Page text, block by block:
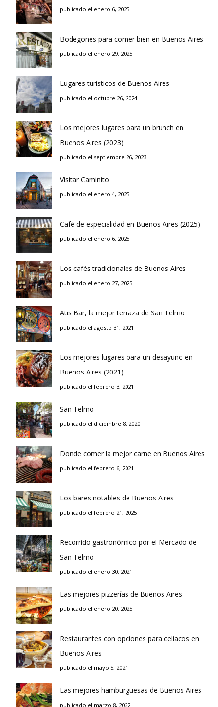
publicado el enero 6, 2025
Bodegones para comer bien en Buenos Aires
publicado el enero 29, 2025
Lugares turísticos de Buenos Aires
publicado el octubre 26, 2024
Los mejores lugares para un brunch en
Buenos Aires (2023)
publicado el septiembre 26, 2023
Visitar Caminito
publicado el enero 4, 2025
Café de especialidad en Buenos Aires (2025)
publicado el enero 6, 2025
Los cafés tradicionales de Buenos Aires
publicado el enero 27, 2025
Atis Bar, la mejor terraza de San Telmo
publicado el agosto 31, 2021
Los mejores lugares para un desayuno en
Buenos Aires (2021)
publicado el febrero 3, 2021
San Telmo
publicado el diciembre 8, 2020
Donde comer la mejor carne en Buenos Aires
publicado el febrero 6, 2021
Los bares notables de Buenos Aires
publicado el febrero 21, 2025
Recorrido gastronómico por el Mercado de
San Telmo
publicado el enero 30, 2021
Las mejores pizzerías de Buenos Aires
publicado el enero 20, 2025
Restaurantes con opciones para celíacos en
Buenos Aires
publicado el mayo 5, 2021
Las mejores hamburguesas de Buenos Aires
publicado el marzo 8, 2022